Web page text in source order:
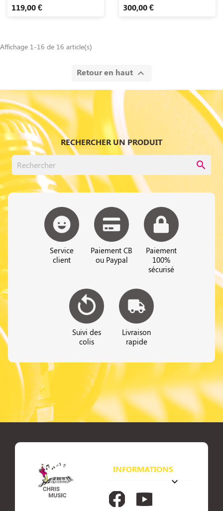
119,00 € 300,00 €
Affichage 1-16 de 16 article(s)
Retour en haut 
RECHERCHER UN PRODUIT
search
Service
client
Paiement CB
ou Paypal
Paiement
100%
sécurisé
Suivi des
colis
Livraison
rapide
INFORMATIONS
keyboard_arrow_down
FacebookYouTube